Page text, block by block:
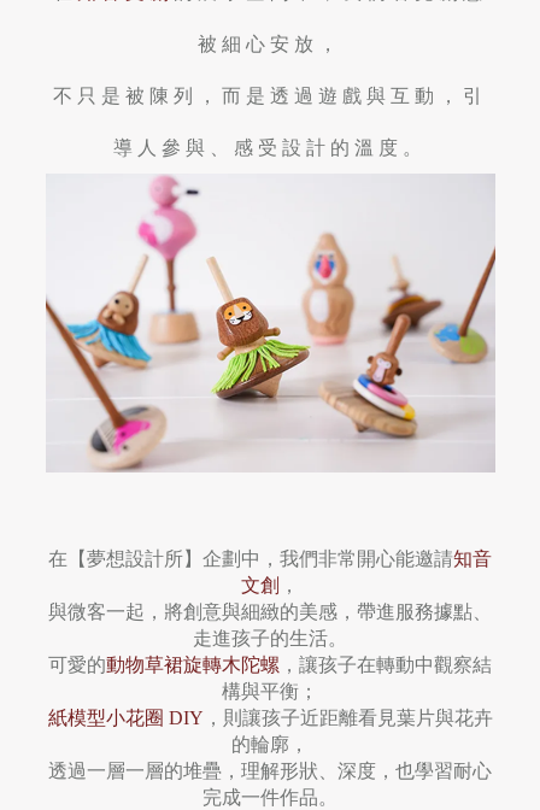
被細心安放，
不只是被陳列，而是透過遊戲與互動，引
導人參與、感受設計的溫度。
在【夢想設計所】企劃中，我們非常開心能邀請知音
文創 ，
與微客一起，將創意與細緻的美感，帶進服務據點、
走進孩子的生活。
可愛的動物草裙旋轉木陀螺 ，讓孩子在轉動中觀察結
構與平衡；
紙模型小花圈 DIY ，則讓孩子近距離看見葉片與花卉
的輪廓，
透過一層一層的堆疊，理解形狀、深度，也學習耐心
完成一件作品。